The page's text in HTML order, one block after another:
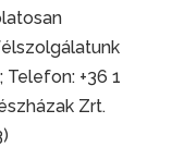
; Telefon: +36 1
Zrt.